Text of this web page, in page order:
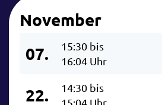
November
07.
15:30 bis
16:04 Uhr
22.
14:30 bis
15:04 Uhr